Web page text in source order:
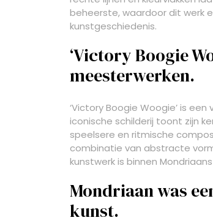
beheerste, waardoor dit werk
kunstgeschiedenis.
‘Victory Boogie
meesterwerken.
‘Victory Boogie Woogie’ is
iconische schilderij toont zijn
speelsere en ritmische
combinatie van abstracte
kunstwerk is binnen
Mondriaan was
kunst.